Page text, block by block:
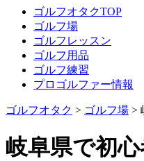
ゴルフオタクTOP
ゴルフ場
ゴルフレッスン
ゴルフ用品
ゴルフ練習
プロゴルファー情報
ゴルフオタク > ゴルフ場 >
岐阜県で初